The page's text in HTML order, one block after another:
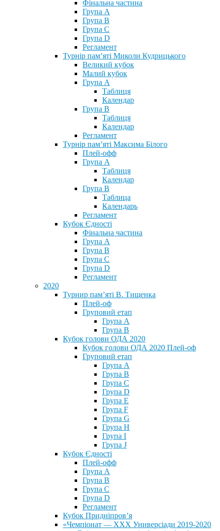
Фінальна частина
Група А
Група В
Група С
Група D
Регламент
Турнір пам’яті Миколи Кудрицького
Великий кубок
Малий кубок
Група А
Таблиця
Календар
Група В
Таблиця
Календар
Регламент
Турнір пам’яті Максима Білого
Плей-офф
Група А
Таблиця
Календар
Група В
Таблица
Календарь
Регламент
Кубок Єдності
Фінальна частина
Група А
Група В
Група С
Група D
Регламент
2020
Турнир пам’яті В. Тищенка
Плей-оф
Груповий етап
Група А
Група В
Кубок голови ОДА 2020
Кубок голови ОДА 2020 Плей-оф
Груповий етап
Група A
Група B
Група C
Група D
Група E
Група F
Група G
Група H
Група I
Група J
Кубок Єдності
Плей-офф
Група А
Група В
Група С
Група D
Регламент
Кубок Придніпров’я
«Чемпіонат — ХХХ Универсіади 2019-2020